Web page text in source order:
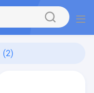
(2)